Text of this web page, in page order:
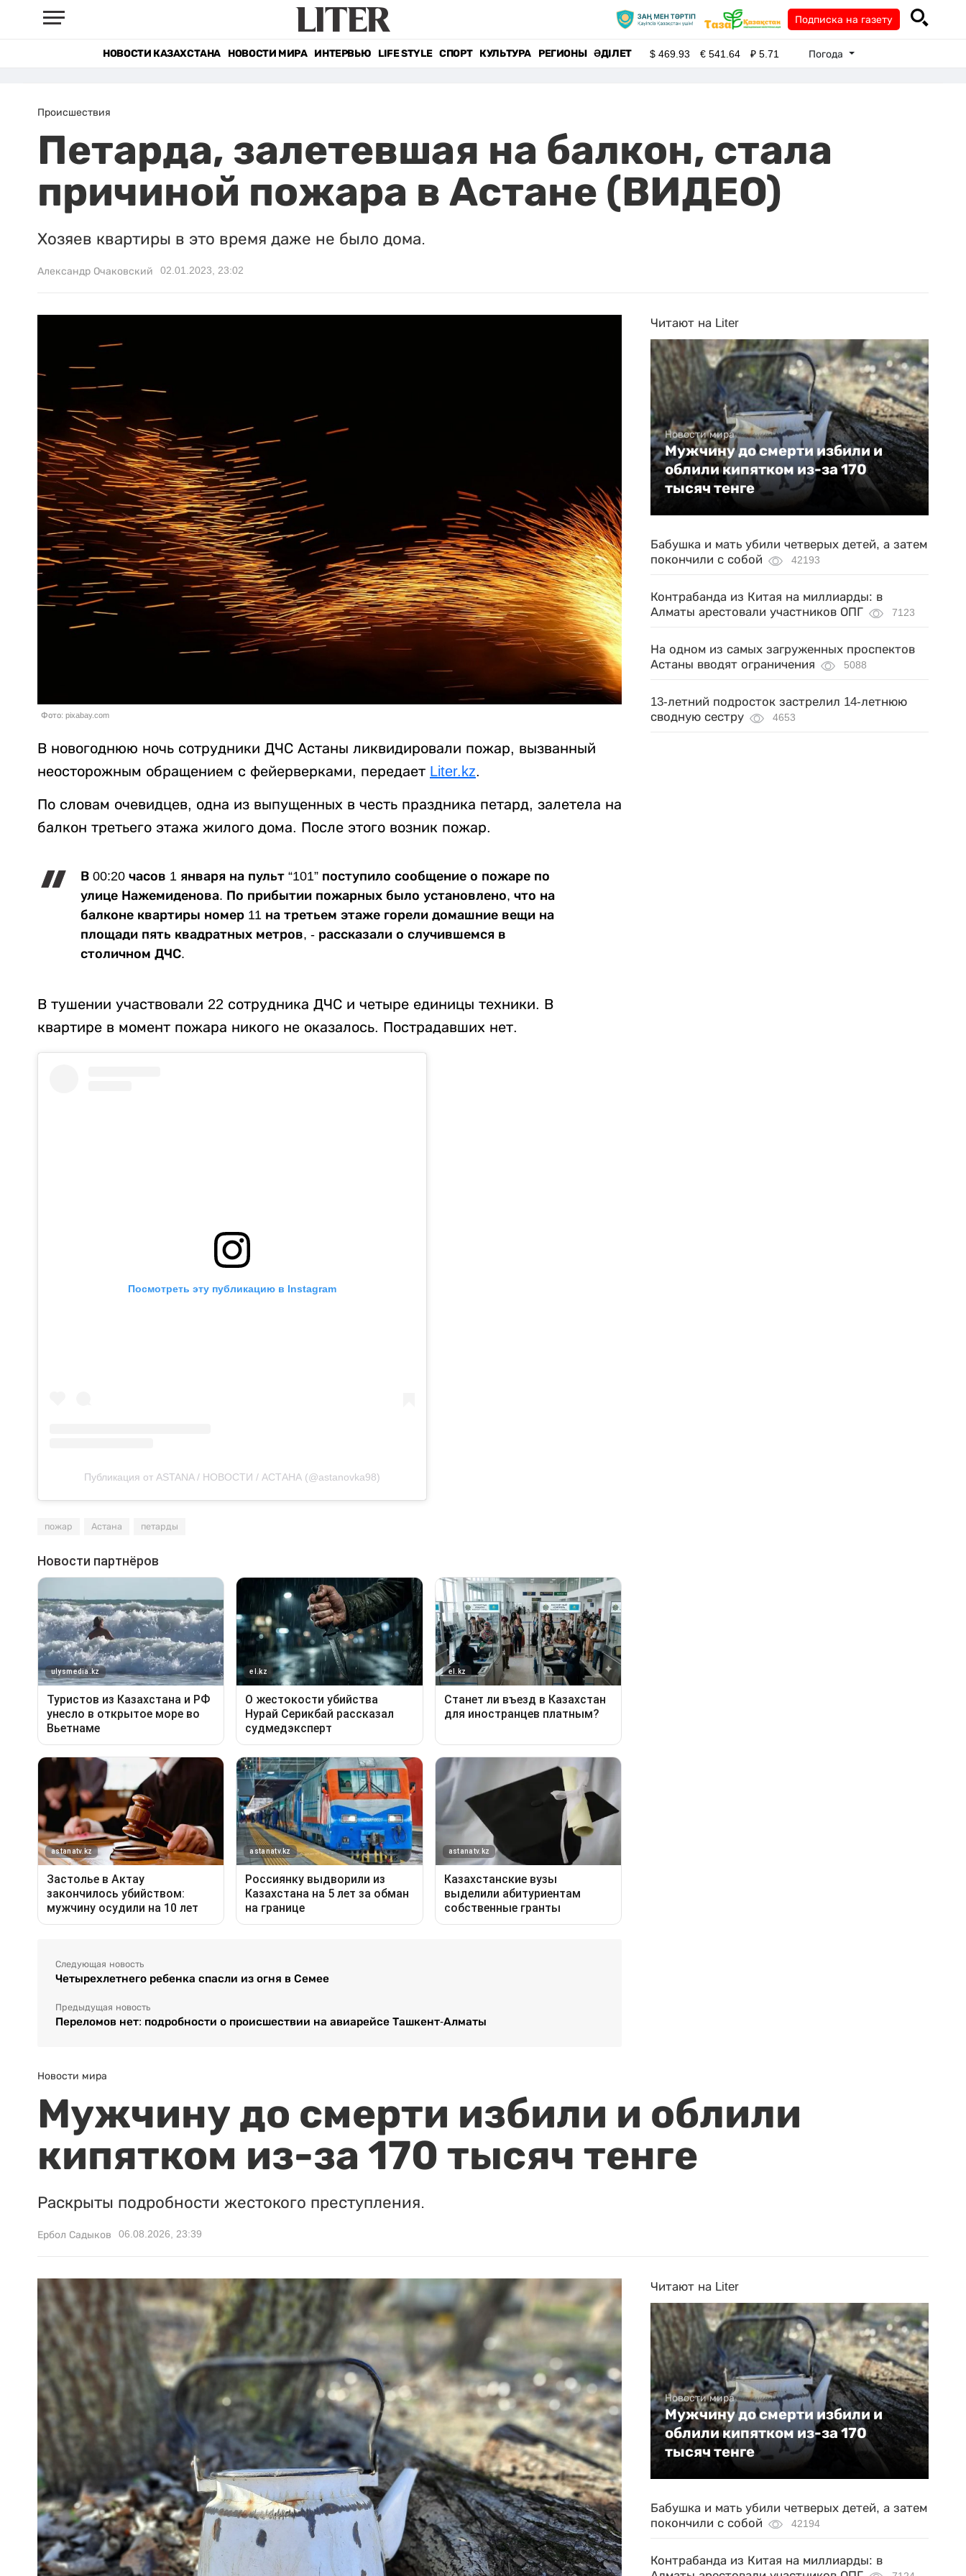
Подписка на газету
НОВОСТИ КАЗАХСТАНА НОВОСТИ МИРА ИНТЕРВЬЮ LIFE STYLE СПОРТ КУЛЬТУРА РЕГИОНЫ ӘДІЛЕТ $469.93 €541.64 ₽5.71 Погода
Происшествия
Петарда, залетевшая на балкон, стала
причиной пожара в Астане (ВИДЕО)
Хозяев квартиры в это время даже не было дома.
Александр Очаковский 02.01.2023, 23:02
Фото: pixabay.com
В новогоднюю ночь сотрудники ДЧС Астаны ликвидировали пожар, вызванный
неосторожным обращением с фейерверками, передает Liter.kz.
По словам очевидцев, одна из выпущенных в честь праздника петард, залетела на
балкон третьего этажа жилого дома. После этого возник пожар.
В 00:20 часов 1 января на пульт “101” поступило сообщение о пожаре по
улице Нажемиденова. По прибытии пожарных было установлено, что на
балконе квартиры номер 11 на третьем этаже горели домашние вещи на
площади пять квадратных метров, - рассказали о случившемся в
столичном ДЧС.
В тушении участвовали 22 сотрудника ДЧС и четыре единицы техники. В
квартире в момент пожара никого не оказалось. Пострадавших нет.
Посмотреть эту публикацию в Instagram
Публикация от ASTANA / НОВОСТИ / АСТАНА (@astanovka98)
пожар Астана петарды
Следующая новость
Четырехлетнего ребенка спасли из огня в Семее
Предыдущая новость
Переломов нет: подробности о происшествии на авиарейсе Ташкент-Алматы
Читают на Liter
Новости мира
Мужчину до смерти избили и
облили кипятком из-за 170
тысяч тенге
Бабушка и мать убили четверых детей, а затем
покончили с собой
42193
Контрабанда из Китая на миллиарды: в
Алматы арестовали участников ОПГ
7123
На одном из самых загруженных проспектов
Астаны вводят ограничения
5088
13-летний подросток застрелил 14-летнюю
сводную сестру
4653
Новости мира
Мужчину до смерти избили и облили
кипятком из-за 170 тысяч тенге
Раскрыты подробности жестокого преступления.
Ербол Садыков 06.08.2026, 23:39
Читают на Liter
Новости мира
Мужчину до смерти избили и
облили кипятком из-за 170
тысяч тенге
Бабушка и мать убили четверых детей, а затем
покончили с собой
42194
Контрабанда из Китая на миллиарды: в